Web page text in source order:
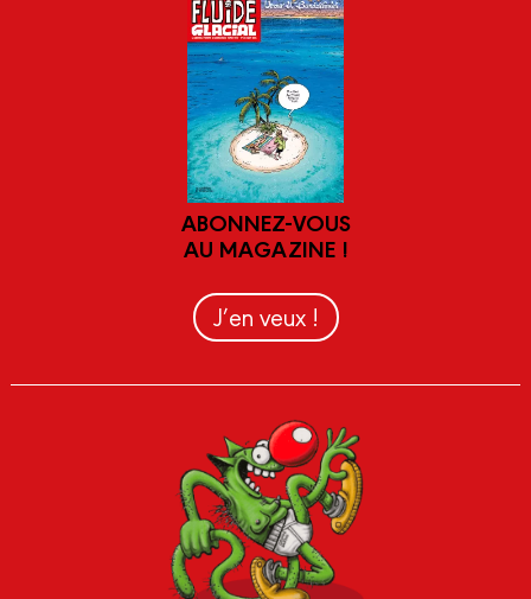
ABONNEZ-VOUS
AU MAGAZINE !
J’en veux !